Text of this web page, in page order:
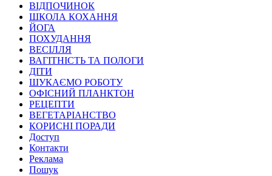
ВІДПОЧИНОК
ШКОЛА КОХАННЯ
ЙОГА
ПОХУДАННЯ
ВЕСІЛЛЯ
ВАГІТНІСТЬ ТА ПОЛОГИ
ДІТИ
ШУКАЄМО РОБОТУ
ОФІСНИЙ ПЛАНКТОН
РЕЦЕПТИ
ВЕГЕТАРІАНСТВО
КОРИСНІ ПОРАДИ
Доступ
Контакти
Реклама
Пошук